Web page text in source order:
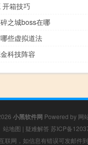
开箱技巧
之城boss在哪
些虚拟道法
科技阵容
小黑软件网 Powered by 网
站地图 | 疑难解答 苏ICP备
联网，如信息有错误可发邮件